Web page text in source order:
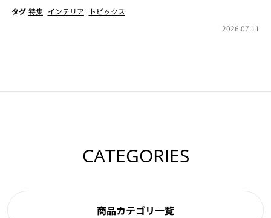
タグ 特集 インテリア
トピックス
2026.07.11
CATEGORIES
商品カテゴリ一覧